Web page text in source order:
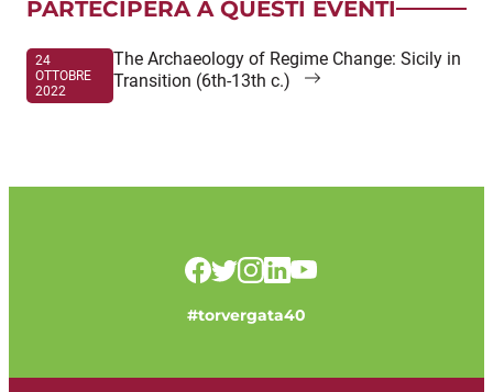
PARTECIPERÀ A QUESTI EVENTI
24
OTTOBRE
2022
The Archaeology of Regime Change: Sicily in
Transition (6th-13th c.)
#torvergata40